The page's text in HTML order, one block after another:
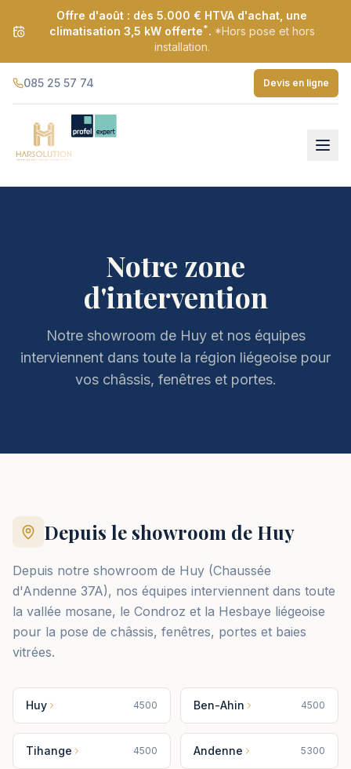
Offre d'août : dès 5.000 € HTVA d'achat, une
climatisation 3,5 kW offerte*. *Hors pose et hors
installation.
085 25 57 74 Devis en ligne
Notre zone
d'intervention
Notre showroom de Huy et nos équipes
interviennent dans toute la région liégeoise pour
vos châssis, fenêtres et portes.
Depuis le showroom de Huy
Depuis notre showroom de Huy (Chaussée
d'Andenne 37A), nos équipes interviennent dans toute
la vallée mosane, le Condroz et la Hesbaye liégeoise
pour la pose de châssis, fenêtres, portes et baies
vitrées.
Huy 4500 Ben-Ahin 4500
Tihange 4500 Andenne 5300